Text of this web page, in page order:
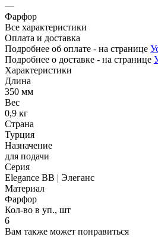
—
Фарфор
Все характеристики
Оплата и доставка
Подробнее об оплате - на странице
Подробнее о доставке - на странице
Характеристики
Длина
350 мм
Вес
0,9 кг
Страна
Турция
Назначение
для подачи
Серия
Elegance BB | Элеганс
Материал
Фарфор
Кол-во в уп., шт
6
Вам также может понравиться